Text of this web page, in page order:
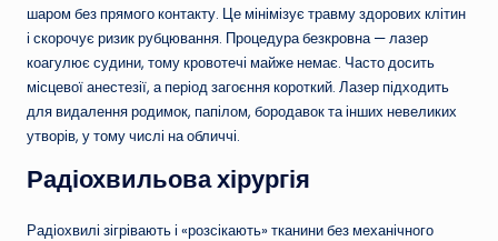
шаром без прямого контакту. Це мінімізує травму здорових клітин
і скорочує ризик рубцювання. Процедура безкровна — лазер
коагулює судини, тому кровотечі майже немає. Часто досить
місцевої анестезії, а період загоєння короткий. Лазер підходить
для видалення родимок, папілом, бородавок та інших невеликих
утворів, у тому числі на обличчі.
Радіохвильова хірургія
Радіохвилі зігрівають і «розсікають» тканини без механічного